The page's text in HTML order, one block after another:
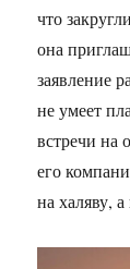
что
она
заявление
не умеет
встречи на
его
на халяву,